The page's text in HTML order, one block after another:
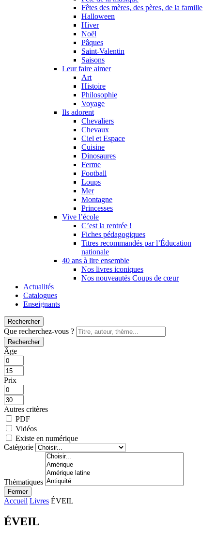
Fêtes des mères, des pères, de la famille
Halloween
Hiver
Noël
Pâques
Saint-Valentin
Saisons
Leur faire aimer
Art
Histoire
Philosophie
Voyage
Ils adorent
Chevaliers
Chevaux
Ciel et Espace
Cuisine
Dinosaures
Ferme
Football
Loups
Mer
Montagne
Princesses
Vive l’école
C’est la rentrée !
Fiches pédagogiques
Titres recommandés par l’Éducation
nationale
40 ans à lire ensemble
Nos livres iconiques
Nos nouveautés Coups de cœur
Actualités
Catalogues
Enseignants
Rechercher
Que recherchez-vous ?
Rechercher
Âge
Prix
Autres critères
PDF
Vidéos
Existe en numérique
Catégorie
Thématiques
Fermer
Accueil Livres ÉVEIL
ÉVEIL